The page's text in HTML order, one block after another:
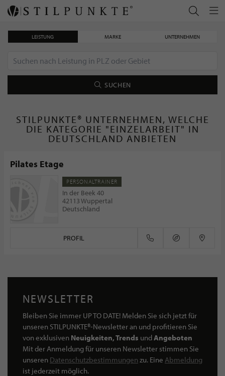
LEISTUNG MARKE UNTERNEHMEN
SUCHEN
STILPUNKTE® UNTERNEHMEN, WELCHE
DIE KATEGORIE "EINZELARBEIT" IN
DEUTSCHLAND ANBIETEN
Pilates Etage
PERSONALTRAINER
In der Beek 40
42113 Wuppertal
Deutschland
PROFIL
NEWSLETTER
Bleiben Sie immer UP TO DATE! Melden Sie sich jetzt für
unseren STILPUNKTE®-Newsletter an und profitieren Sie
von exklusiven Neuigkeiten, Trends undAngeboten
Mit der Anmeldung für unseren Newsletter stimmen Sie
unseren Datenschutzbestimmungen zu. Eine Abmeldung
ist jederzeit möglich.